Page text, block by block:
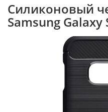
Силиконовый
Samsung